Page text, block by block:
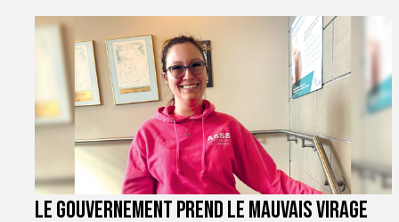
Le gouvernement prend le mauvais virage